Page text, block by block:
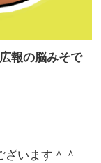
報の脳みそで
います＾＾